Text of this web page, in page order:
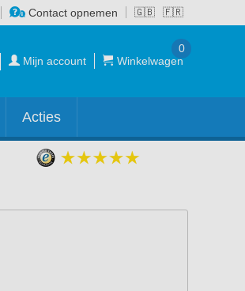
🇬🇧 🇫🇷
Contact opnemen
Excl. Mijn account Winkelwagen
0
Acties